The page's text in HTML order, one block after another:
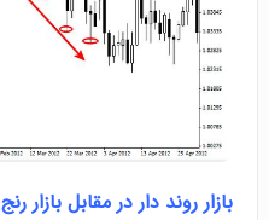
بازار روند دار در مقابل بازار رنج